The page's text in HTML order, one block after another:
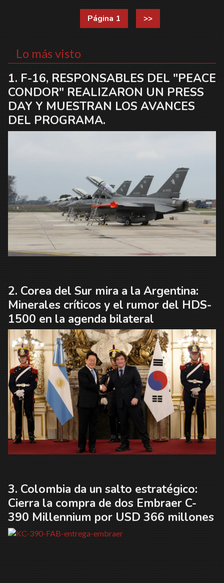
Página 1 >>
Lo más visto
F-16, RESPONSABLES DEL "PEACE
CONDOR" REALIZARON UN PRESS
DAY Y MUESTRAN LOS AVANCES
DEL PROGRAMA.
Corea del Sur mira a la Argentina:
Minerales críticos y el rumor del HDS-
1500 en la agenda bilateral
Colombia da un salto estratégico:
Cierra la compra de dos Embraer C-
390 Millennium por USD 366 millones